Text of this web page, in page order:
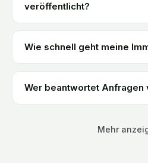
veröffentlicht?
Wie schnell geht meine
Wer beantwortet Anfragen
Mehr